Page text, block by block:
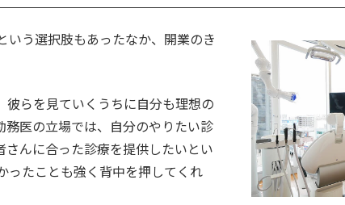
いう選択肢もあったなか、開業のき
らを見ていくうちに自分も理想の
医の立場では、自分のやりたい診
んに合った診療を提供したいとい
ったことも強く背中を押してくれ